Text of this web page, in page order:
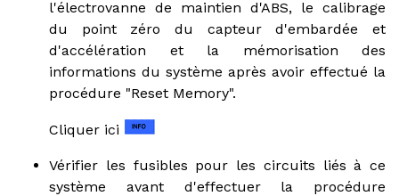
l'électrovanne de maintien d'ABS, le calibrage
du point zéro du capteur d'embardée et
d'accélération et la mémorisation des
informations du système après avoir effectué la
procédure "Reset Memory".
Cliquer ici
Vérifier les fusibles pour les circuits liés à ce
système avant d'effectuer la procédure